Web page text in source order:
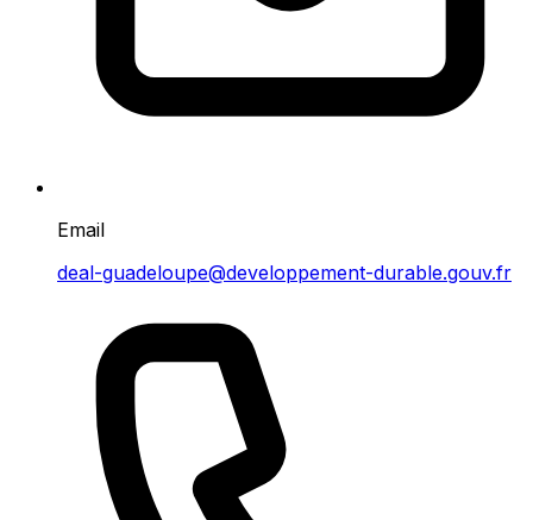
Email
deal-guadeloupe@developpement-durable.gouv.fr